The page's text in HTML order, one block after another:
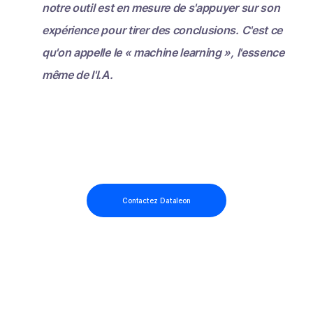
notre outil est en mesure de s'appuyer sur son
expérience pour tirer des conclusions. C'est ce
qu'on appelle le « machine learning », l'essence
même de l'I.A.
Contactez Dataleon